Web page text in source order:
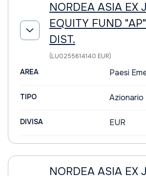
NORDEA ASIA EX
EQUITY FUND
DIST.
(LU0255614140 EUR)
AREA Paesi
TIPO Azionario
DIVISA EUR
NORDEA ASIA EX